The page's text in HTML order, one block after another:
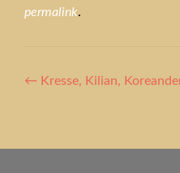
permalink.
Artikel-
← Kresse, Kilian,